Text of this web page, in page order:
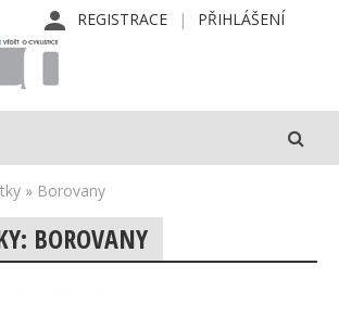
REGISTRACE PŘIHLÁŠENÍ
» Borovany
BOROVANY